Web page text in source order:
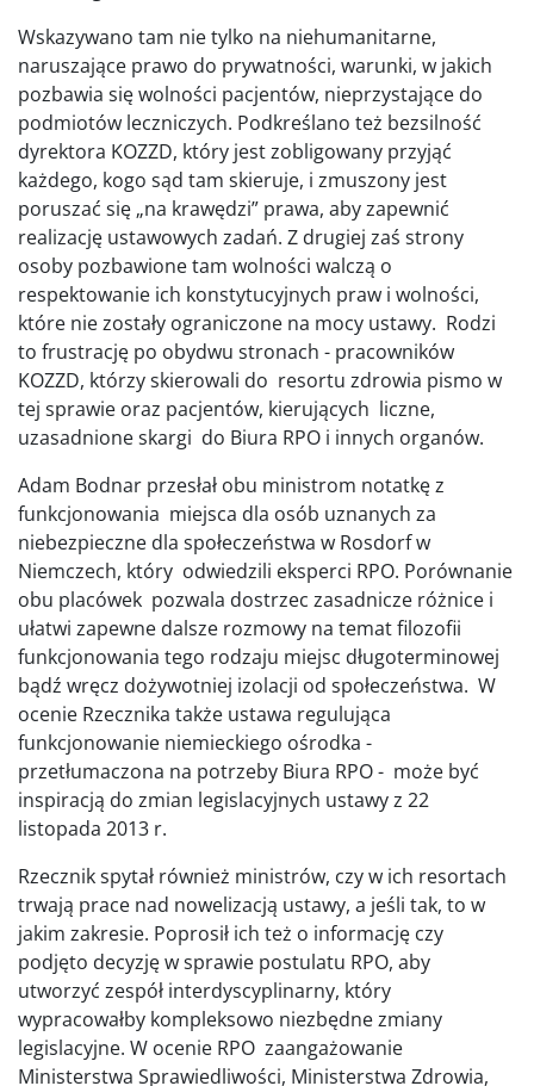
Wskazywano tam nie tylko na niehumanitarne,
naruszające prawo do prywatności, warunki, w jakich
pozbawia się wolności pacjentów, nieprzystające do
podmiotów leczniczych. Podkreślano też bezsilność
dyrektora KOZZD, który jest zobligowany przyjąć
każdego, kogo sąd tam skieruje, i zmuszony jest
poruszać się „na krawędzi” prawa, aby zapewnić
realizację ustawowych zadań. Z drugiej zaś strony
osoby pozbawione tam wolności walczą o
respektowanie ich konstytucyjnych praw i wolności,
które nie zostały ograniczone na mocy ustawy. Rodzi
to frustrację po obydwu stronach - pracowników
KOZZD, którzy skierowali do resortu zdrowia pismo w
tej sprawie oraz pacjentów, kierujących liczne,
uzasadnione skargi do Biura RPO i innych organów.
Adam Bodnar przesłał obu ministrom notatkę z
funkcjonowania miejsca dla osób uznanych za
niebezpieczne dla społeczeństwa w Rosdorf w
Niemczech, który odwiedzili eksperci RPO. Porównanie
obu placówek pozwala dostrzec zasadnicze różnice i
ułatwi zapewne dalsze rozmowy na temat filozofii
funkcjonowania tego rodzaju miejsc długoterminowej
bądź wręcz dożywotniej izolacji od społeczeństwa. W
ocenie Rzecznika także ustawa regulująca
funkcjonowanie niemieckiego ośrodka -
przetłumaczona na potrzeby Biura RPO - może być
inspiracją do zmian legislacyjnych ustawy z 22
listopada 2013 r.
Rzecznik spytał również ministrów, czy w ich resortach
trwają prace nad nowelizacją ustawy, a jeśli tak, to w
jakim zakresie. Poprosił ich też o informację czy
podjęto decyzję w sprawie postulatu RPO, aby
utworzyć zespół interdyscyplinarny, który
wypracowałby kompleksowo niezbędne zmiany
legislacyjne. W ocenie RPO zaangażowanie
Ministerstwa Sprawiedliwości, Ministerstwa Zdrowia,